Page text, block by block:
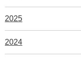
2025
2024